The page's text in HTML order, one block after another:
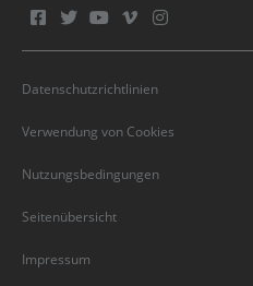
Datenschutzrichtlinien
Verwendung von Cookies
Nutzungsbedingungen
Seitenübersicht
Impressum